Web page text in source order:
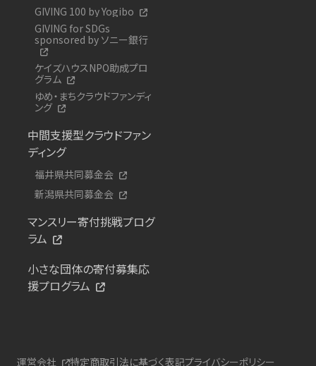
GIVING 100 by Yogibo
GIVING for SDGs
sponsored by ソニー銀行
ケイズハウスNPO助成プロ
グラム
ゆめ・まちクラウドファンディ
ング
中間支援型クラウドファン
ディング
福井県共同募金会
新潟県共同募金会
マンスリー寄付挑戦プログ
ラム
小さな団体の寄付募集応
援プログラム
運営会社 特定商取引法に基づく表記プライバシーポリシー